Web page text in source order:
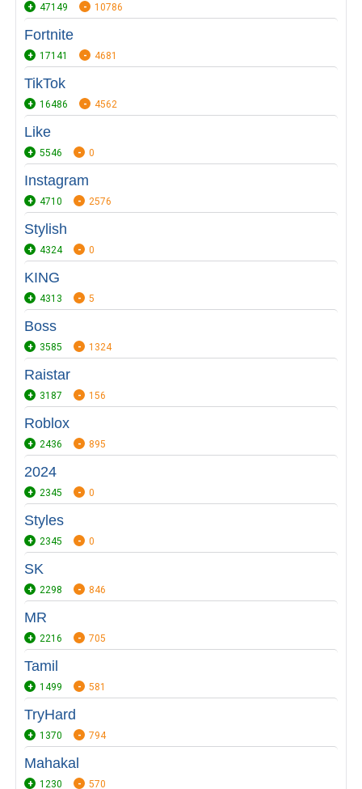
47149 10786
Fortnite
17141 4681
TikTok
16486 4562
Like
5546 0
Instagram
4710 2576
Stylish
4324 0
KING
4313 5
Boss
3585 1324
Raistar
3187 156
Roblox
2436 895
2024
2345 0
Styles
2345 0
SK
2298 846
MR
2216 705
Tamil
1499 581
TryHard
1370 794
Mahakal
1230 570